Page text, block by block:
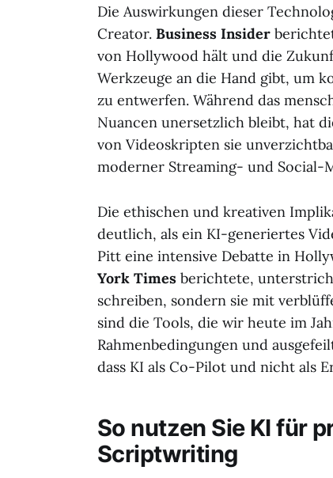
Die Auswirkungen dieser
Creator. Business Insider
von Hollywood hält und die
Werkzeuge an die Hand gibt, um
zu entwerfen. Während das
Nuancen unersetzlich bleibt, hat
von Videoskripten sie
moderner Streaming- und Social-
Die ethischen und kreativen
deutlich, als ein KI-generiertes
Pitt eine intensive Debatte in
York Times berichtete,
schreiben, sondern sie mit
sind die Tools, die wir heute im
Rahmenbedingungen und
dass KI als Co-Pilot und nicht als
So nutzen Sie KI für
Scriptwriting